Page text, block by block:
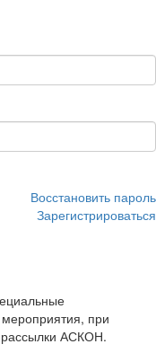
Восстановить пароль
Зарегистрироваться
при
АСКОН.